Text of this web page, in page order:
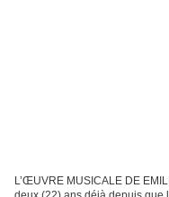
L’ŒUVRE MUSICALE DE